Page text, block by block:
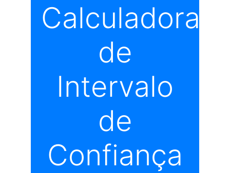
Calculadora
de
Intervalo
de
Confiança